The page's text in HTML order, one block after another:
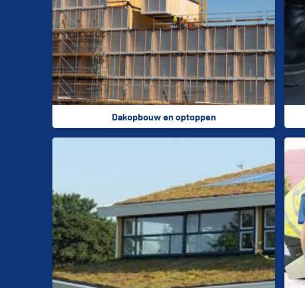
Dakopbouw en optoppen